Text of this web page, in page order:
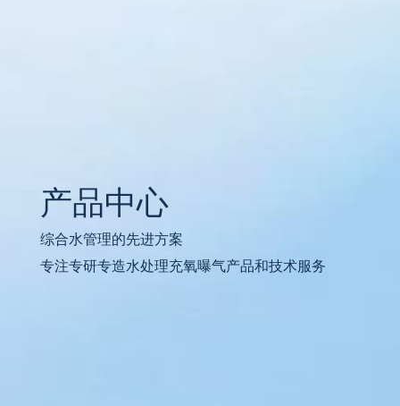
产品中心
综合水管理的先进方案
专注专研专造水处理充氧曝气产品和技术服务